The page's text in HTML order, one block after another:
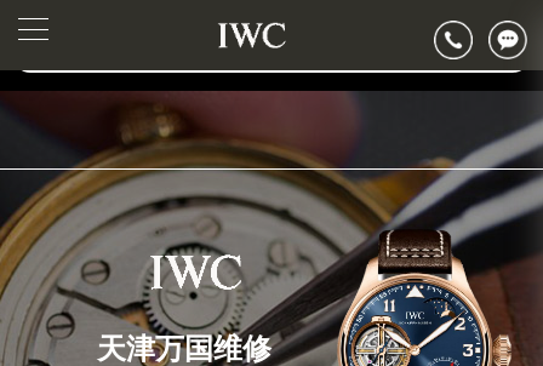
▲
▼
2026年6月万国天津市售后服务网络优化升级公告
2026年6月天津市万国官方售后客户服务热线：400-992-7093
2026年6月万国售后服务中心最新网点地址：
天津市和平区赤峰道136号天津国际金融中心26层2603室万国售后服务中心（需提前预约）
节假日正常营业！
天津万国维修